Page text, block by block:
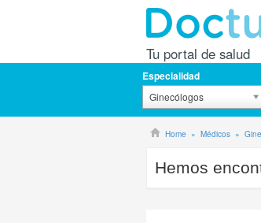
Tu portal de salud
Especialidad
Ginecólogos
Home Médicos
Hemos